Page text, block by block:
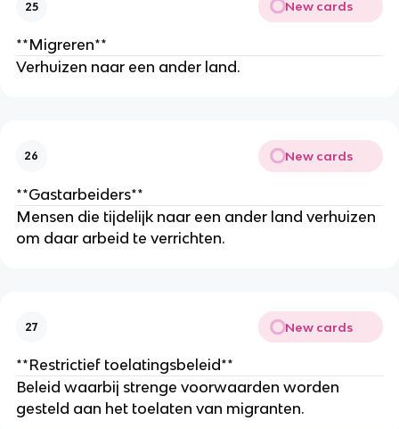
25 New cards
**Migreren**
Verhuizen naar een ander land.
26 New cards
**Gastarbeiders**
Mensen die tijdelijk naar een ander land verhuizen
om daar arbeid te verrichten.
27 New cards
**Restrictief toelatingsbeleid**
Beleid waarbij strenge voorwaarden worden
gesteld aan het toelaten van migranten.